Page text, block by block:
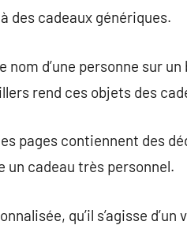
des cadeaux génériques.
nom d’une personne sur
rend ces objets des
pages contiennent des
un cadeau très personnel.
qu’il s’agisse